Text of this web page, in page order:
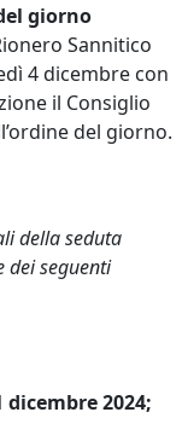
giorno
Sannitico
4 dicembre con
il Consiglio
del giorno.
della seduta
dei seguenti
dicembre 2024;